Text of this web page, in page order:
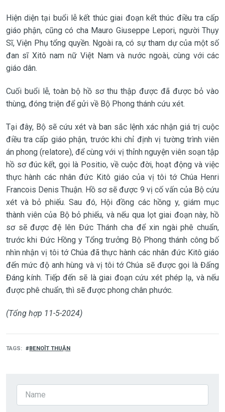
Hiện diện tại buổi lễ kết thúc giai đoạn kết thúc điều tra cấp
giáo phận, cũng có cha Mauro Giuseppe Lepori, người Thụy
Sĩ, Viện Phụ tổng quyền. Ngoài ra, có sự tham dự của một số
đan sĩ Xitô nam nữ Việt Nam và nước ngoài, cùng với các
giáo dân.
Cuối buổi lễ, toàn bộ hồ sơ thu thập được đã được bỏ vào
thùng, đóng triện để gửi về Bộ Phong thánh cứu xét.
Tại đây, Bộ sẽ cứu xét và ban sắc lệnh xác nhận giá trị cuộc
điều tra cấp giáo phận, trước khi chỉ định vị tường trình viên
án phong (relatore), để cùng với vị thỉnh nguyện viên soạn tập
hồ sơ đúc kết, gọi là Positio, về cuộc đời, hoạt động và việc
thực hành các nhân đức Kitô giáo của vị tôi tớ Chúa Henri
Francois Denis Thuận. Hồ sơ sẽ được 9 vị cố vấn của Bộ cứu
xét và bỏ phiếu. Sau đó, Hội đồng các hồng y, giám mục
thành viên của Bộ bỏ phiếu, và nếu qua lọt giai đoạn này, hồ
sơ sẽ được đệ lên Đức Thánh cha để xin ngài phê chuẩn,
trước khi Đức Hồng y Tổng trưởng Bộ Phong thánh công bố
nhìn nhận vị tôi tớ Chúa đã thực hành các nhân đức Kitô giáo
đến mức độ anh hùng và vị tôi tớ Chúa sẽ được gọi là Đấng
Đáng kính. Tiếp đến sẽ là giai đoạn cứu xét phép lạ, và nếu
được phê chuẩn, thì sẽ được phong chân phước.
(Tổng hợp 11-5-2024)
TAGS BENOÎT THUẬN